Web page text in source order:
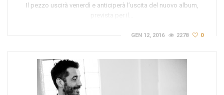
Il pezzo uscirà venerdì e anticiperà l’uscita del nuovo album,
prevista per il…
GEN 12, 2016 2278 0